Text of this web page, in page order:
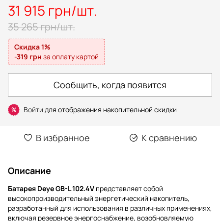
31 915 грн/шт.
35 265 грн/шт.
Скидка 1%
-319 грн за оплату картой
Сообщить, когда появится
% Войти для отображения накопительной скидки
В избранное К сравнению
Описание
Батарея Deye GB-L 102.4V представляет собой
высокопроизводительный энергетический накопитель,
разработанный для использования в различных применениях,
включая резервное энергоснабжение, возобновляемую